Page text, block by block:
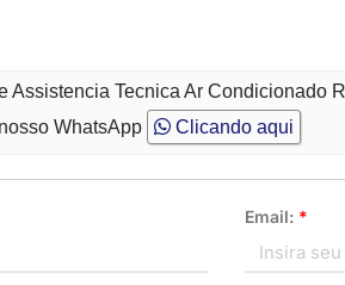
Assistencia Tecnica Ar Condicionado
WhatsApp Clicando aqui
Email: *